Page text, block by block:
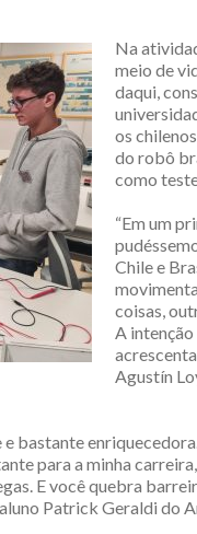
Na
meio de
daqui,
os
do robô
como
“Em um
Chile e
coisas,
A
Agustín
bastante
para a minha
E você quebra
Patrick Geraldi do